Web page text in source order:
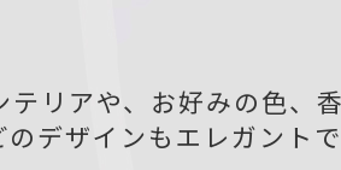
リアや、お好みの色、
デザインもエレガント